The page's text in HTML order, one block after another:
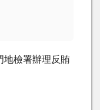
地檢署辦理反賄